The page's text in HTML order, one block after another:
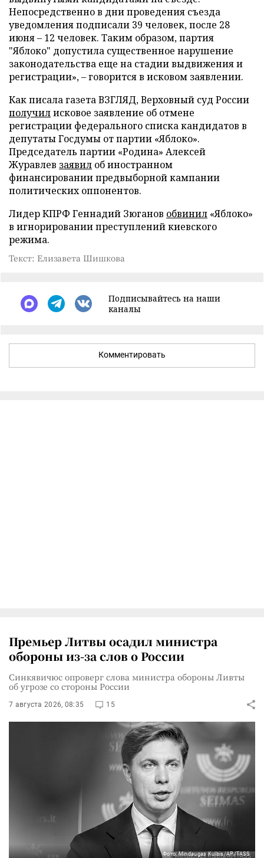
Непосредственно в дни проведения съезда
уведомления подписали 39 человек, после 28
июня – 12 человек. Таким образом, партия
"Яблоко" допустила существенное нарушение
законодательства еще на стадии выдвижения и
регистрации», – говорится в исковом заявлении.
Как писала газета ВЗГЛЯД, Верховный суд России
получилисковое заявление об отмене
регистрации федерального списка кандидатов в
депутаты Госдумы от партии «Яблоко».
Председатель партии «Родина» Алексей
Журавлев заявил об иностранном
финансировании предвыборной кампании
политических оппонентов.
Лидер КПРФ Геннадий Зюганов обвинил «Яблоко»
в игнорировании преступлений киевского
режима.
Текст: Елизавета Шишкова
Подписывайтесь на наши
каналы
Комментировать
Премьер Литвы осадил министра
обороны из-за слов о России
Синкявичюс опроверг слова министра обороны Ливты
об угрозе со стороны России
7 августа 2026, 08:35 15
Фото: Mindaugas Kulbis/AP/TASS